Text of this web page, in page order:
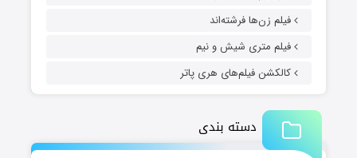
فیلم زن‌ها فرشته‌اند
فیلم متری شیش و نیم
کالکشن فیلم‌های هری پاتر
دسته بندی